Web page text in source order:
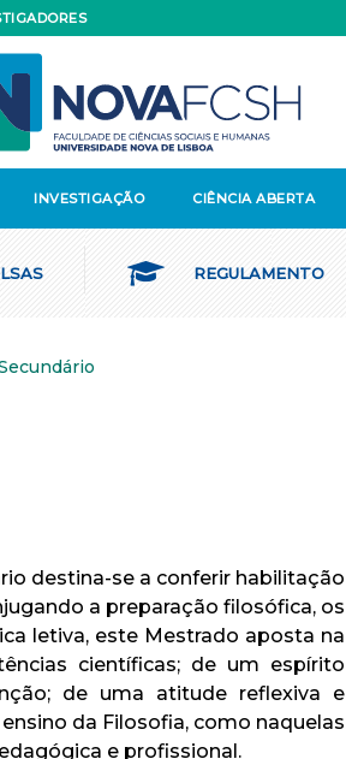
INVESTIGAÇÃO CIÊNCIA ABERTA
REGULAMENTO
destina-se a conferir habilitação
a preparação filosófica, os
letiva, este Mestrado aposta na
científicas; de um espírito
de uma atitude reflexiva e
da Filosofia, como naquelas
e profissional.